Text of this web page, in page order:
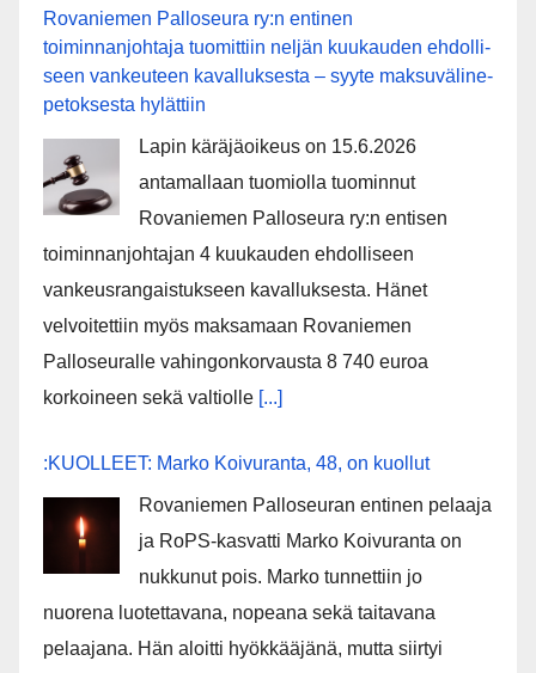
Rovaniemen Palloseura ry:n entinen
toiminnanjohtaja tuo­mit­tiin neljän kuu­kau­den eh­dol­li­
seen van­keu­teen ka­val­luk­ses­ta – syyte mak­su­vä­li­ne­
pe­tok­ses­ta hy­lät­tiin
Lapin käräjäoikeus on 15.6.2026
antamallaan tuomiolla tuominnut
Rovaniemen Palloseura ry:n entisen
toiminnanjohtajan 4 kuukauden ehdolliseen
vankeusrangaistukseen kavalluksesta. Hänet
velvoitettiin myös maksamaan Rovaniemen
Palloseuralle vahingonkorvausta 8 740 euroa
korkoineen sekä valtiolle [...]
:KUOLLEET: Marko Koivuranta, 48, on kuollut
Rovaniemen Palloseuran entinen pelaaja
ja RoPS-kasvatti Marko Koivuranta on
nukkunut pois. Marko tunnettiin jo
nuorena luotettavana, nopeana sekä taitavana
pelaajana. Hän aloitti hyökkääjänä, mutta siirtyi